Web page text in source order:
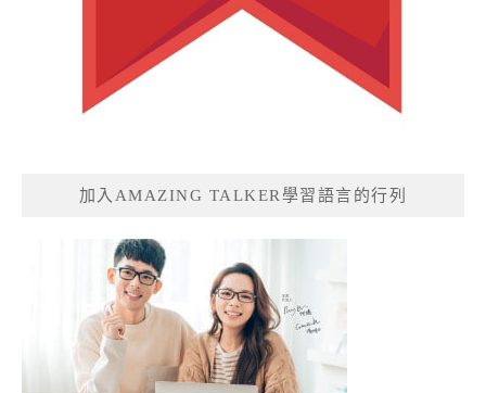
加入AMAZING TALKER學習語言的行列